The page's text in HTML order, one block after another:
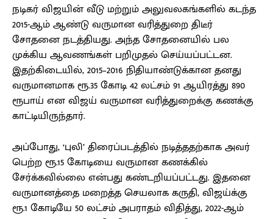
நடிகர் விஜயின் வீடு மற்றும் அலுவலகங்களில் கடந்த
2015-ஆம் ஆண்டு வருமான வரித்துறை திடீர்
சோதனை நடத்தியது. அந்த சோதனையில் பல
முக்கிய ஆவணங்கள் பறிமுதல் செய்யப்பட்டன.
இதற்கிடையில், 2015–2016 நிதியாண்டுக்கான தனது
வருமானமாக ரூ.35 கோடி 42 லட்சம் 91 ஆயிரத்து 890
ரூபாய் என விஜய் வருமான வரித்துறைக்கு கணக்கு
காட்டியிருந்தார்.
அப்போது, ‘புலி’ திரைப்படத்தில் நடித்ததற்காக அவர்
பெற்ற ரூ.15 கோடியை வருமான கணக்கில்
சேர்க்கவில்லை என்பது கண்டறியப்பட்டது. இதனை
வருமானத்தை மறைத்த செயலாக கருதி, விஜய்க்கு
ரூ.1 கோடியே 50 லட்சம் அபராதம் விதித்து, 2022-ஆம்